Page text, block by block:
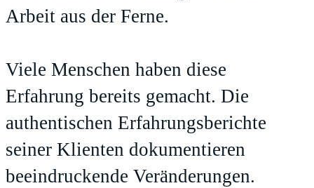
Arbeit aus der Ferne.
Viele Menschen haben diese
Erfahrung bereits gemacht. Die
authentischen Erfahrungsberichte
seiner Klienten dokumentieren
beeindruckende Veränderungen.